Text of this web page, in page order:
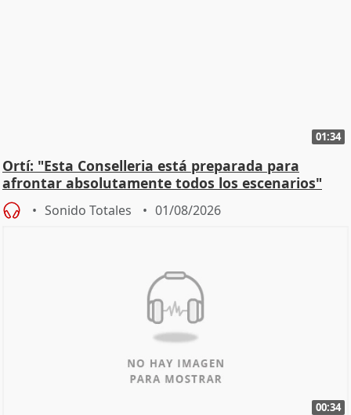
01:34
Ortí: "Esta Conselleria está preparada para
afrontar absolutamente todos los escenarios"
Sonido Totales 01/08/2026
00:34